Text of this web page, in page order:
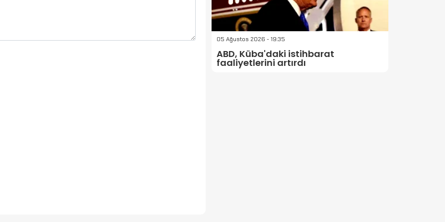
05 Ağustos 2026 - 19:35
ABD, Küba'daki istihbarat
faaliyetlerini artırdı